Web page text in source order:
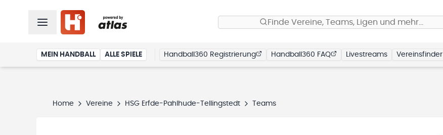
Finde Vereine, Teams, Ligen und mehr…
MEIN HANDBALL ALLE SPIELE Handball360 Registrierung Handball360 FAQ Livestreams Vereinsfinder
Home Vereine HSG Erfde-Pahlhude-Tellingstedt Teams